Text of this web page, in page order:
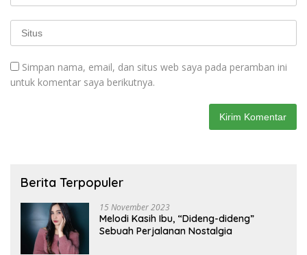
Simpan nama, email, dan situs web saya pada peramban ini
untuk komentar saya berikutnya.
Berita Terpopuler
15 November 2023
Melodi Kasih Ibu, “Dideng-dideng”
Sebuah Perjalanan Nostalgia